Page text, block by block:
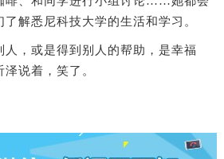
解悉尼科技大学的生活和学习。
，或是得到别人的帮助，是幸福
说着，笑了。